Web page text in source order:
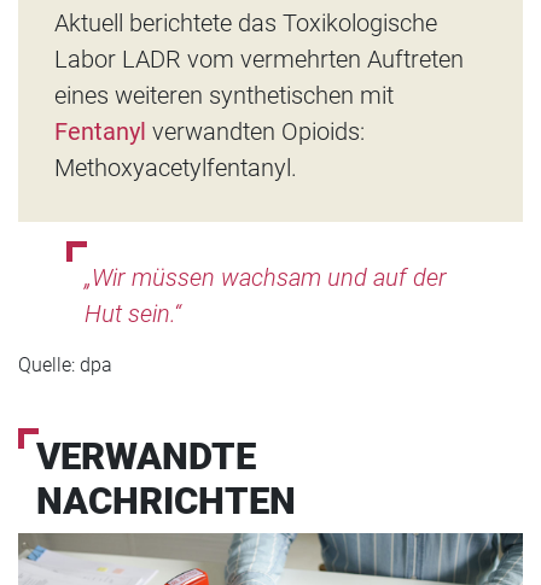
Aktuell berichtete das Toxikologische
Labor LADR vom vermehrten Auftreten
eines weiteren synthetischen mit
Fentanyl verwandten Opioids:
Methoxyacetylfentanyl.
„Wir müssen wachsam und auf der
Hut sein.“
Quelle: dpa
VERWANDTE
NACHRICHTEN